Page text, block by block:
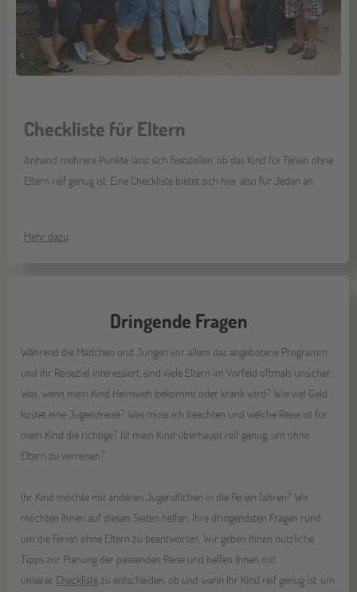
Checkliste für Eltern
Anhand mehrere Punkte lässt sich feststellen, ob das Kind für Ferien ohne
Eltern reif genug ist. Eine Checkliste bietet sich hier also für Jeden an.
Mehr dazu
Dringende Fragen
Während die Mädchen und Jungen vor allem das angebotene Programm
und ihr Reiseziel interessiert, sind viele Eltern im Vorfeld oftmals unsicher:
Was, wenn mein Kind Heimweh bekommt oder krank wird? Wie viel Geld
kostet eine Jugendreise? Was muss ich beachten und welche Reise ist für
mein Kind die richtige? Ist mein Kind überhaupt reif genug, um ohne
Eltern zu verreisen?
Ihr Kind möchte mit anderen Jugendlichen in die Ferien fahren? Wir
möchten Ihnen auf diesen Seiten helfen, Ihre dringendsten Fragen rund
um die Ferien ohne Eltern zu beantworten. Wir geben Ihnen nützliche
Tipps zur Planung der passenden Reise und helfen Ihnen mit
unserer Checklistezu entscheiden, ob und wann Ihr Kind reif genug ist, um